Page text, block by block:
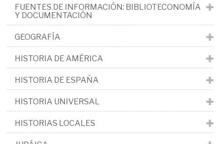
FUENTES DE INFORMACIÓN: BIBLIOTECONOMÍA
Y DOCUMENTACIÓN
GEOGRAFÍA
HISTORIA DE AMÉRICA
HISTORIA DE ESPAÑA
HISTORIA UNIVERSAL
HISTORIAS LOCALES